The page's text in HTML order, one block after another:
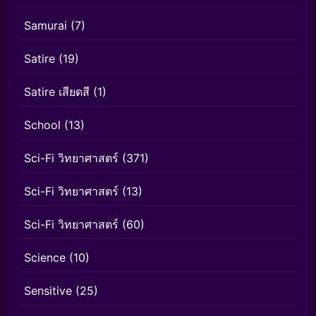
Samurai (7)
Satire (19)
Satire เสียดสี (1)
School (13)
Sci-Fi วิทยาศาสตร์ (371)
Sci-Fi วิทยาศาสตร์ (13)
Sci-Fi วิทยาศาสตร์ (60)
Science (10)
Sensitive (25)